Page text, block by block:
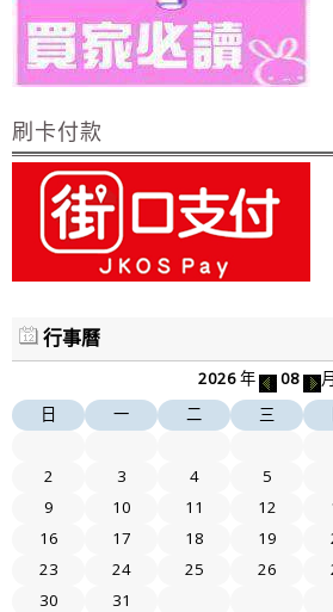
刷卡付款
行事曆
2026年 08
月
日
一 二 三
2
3 4 5
9
10 11 12
16
17 18 19
23
24 25 26
30
31